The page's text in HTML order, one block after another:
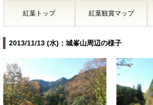
紅葉トップ 紅葉観賞マップ
2013/11/13 (水)：城峯山周辺の様子